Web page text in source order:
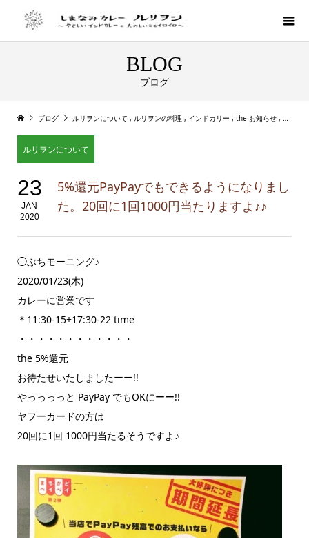
BLOG
ブログ
ブログ ルリヲンについて , ルリヲンの料理 , インドカリー , the お知らせ , 店主ル
ルリヲンについて
23
JAN
2020
5%還元PayPayでもできるようになりまし
た。20回に1回1000円当たりますよ♪♪
◯ぶちモーニング♪
2020/01/23(木)
カレーに営業です
＊11:30-15+17:30-22 time
・・・・・・・・・・・・
the 5%還元
お待たせいたしましたーー!!
やっっっっと PayPay でもOKにーー!!
ヤフーカードの方は
20回に1回 1000円当たるそうですよ♪